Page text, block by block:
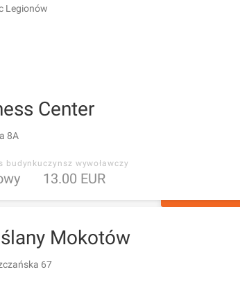
Legionów
Center
8A
budynkuczynsz wywoławczy
13.00 EUR
Mokotów
67